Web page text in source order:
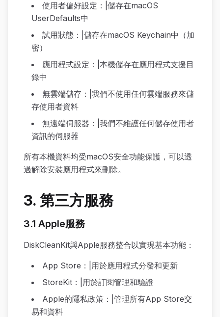
使用者偏好設定：|儲存在macOS
UserDefaults中
試用狀態：|儲存在macOS Keychain中（加
密）
應用程式設定：|本機儲存在應用程式支援目
錄中
無雲端儲存：|我們不使用任何雲端服務來儲
存使用者資料
無遠端伺服器：|我們不維護任何儲存使用者
資訊的伺服器
所有本機資料均受macOS安全功能保護，可以透
過解除安裝應用程式來刪除。
3. 第三方服務
3.1 Apple服務
DiskCleanKit與Apple服務整合以實現基本功能：
App Store：|用於應用程式分發和更新
StoreKit：|用於訂閱管理和驗證
Apple的隱私政策：|管理所有App Store交
易和資料